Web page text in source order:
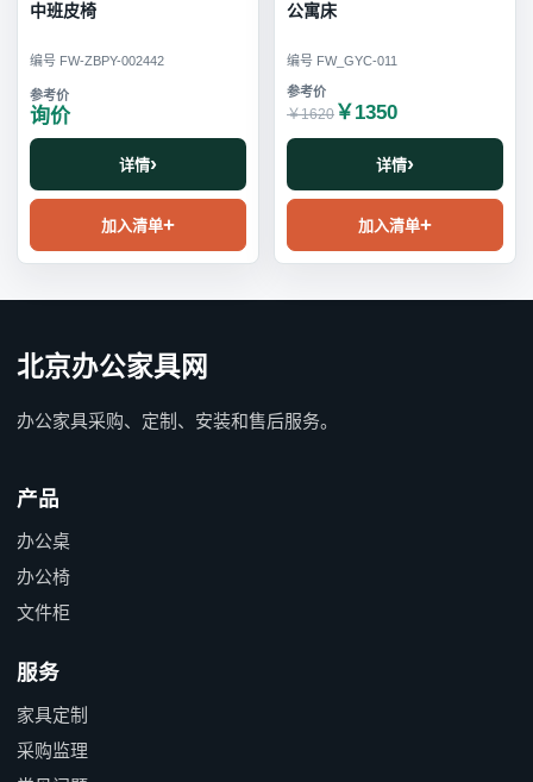
中班皮椅
编号 FW-ZBPY-002442
询价
详情
加入清单
公寓床
编号 FW_GYC-011
￥1620 ￥1350
详情
加入清单
北京办公家具网
办公家具采购、定制、安装和售后服务。
产品
办公桌
办公椅
文件柜
服务
家具定制
采购监理